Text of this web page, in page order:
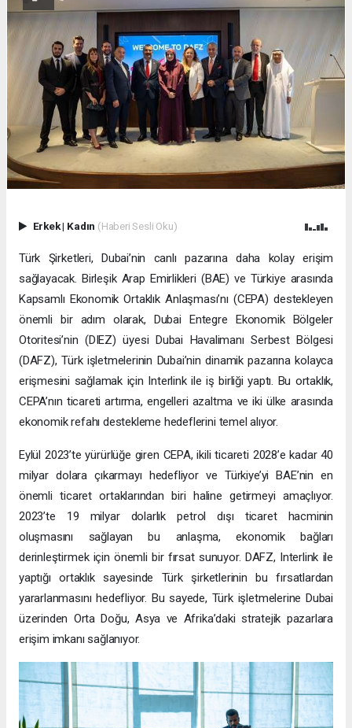
Erkek| Kadın (Haberi Sesli Oku)
Türk Şirketleri, Dubai’nin canlı pazarına daha kolay erişim
sağlayacak. Birleşik Arap Emirlikleri (BAE) ve Türkiye arasında
Kapsamlı Ekonomik Ortaklık Anlaşması’nı (CEPA) destekleyen
önemli bir adım olarak, Dubai Entegre Ekonomik Bölgeler
Otoritesi’nin (DIEZ) üyesi Dubai Havalimanı Serbest Bölgesi
(DAFZ), Türk işletmelerinin Dubai’nin dinamik pazarına kolayca
erişmesini sağlamak için Interlink ile iş birliği yaptı. Bu ortaklık,
CEPA’nın ticareti artırma, engelleri azaltma ve iki ülke arasında
ekonomik refahı destekleme hedeflerini temel alıyor.
Eylül 2023’te yürürlüğe giren CEPA, ikili ticareti 2028’e kadar 40
milyar dolara çıkarmayı hedefliyor ve Türkiye’yi BAE’nin en
önemli ticaret ortaklarından biri haline getirmeyi amaçlıyor.
2023’te 19 milyar dolarlık petrol dışı ticaret hacminin
oluşmasını sağlayan bu anlaşma, ekonomik bağları
derinleştirmek için önemli bir fırsat sunuyor. DAFZ, Interlink ile
yaptığı ortaklık sayesinde Türk şirketlerinin bu fırsatlardan
yararlanmasını hedefliyor. Bu sayede, Türk işletmelerine Dubai
üzerinden Orta Doğu, Asya ve Afrika’daki stratejik pazarlara
erişim imkanı sağlanıyor.